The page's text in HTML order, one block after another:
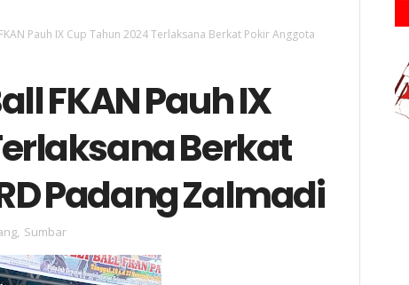
Pauh IX Cup Tahun 2024 Terlaksana Berkat Pokir Anggota
FKAN Pauh IX
Berkat
Padang Zalmadi
, Sumbar